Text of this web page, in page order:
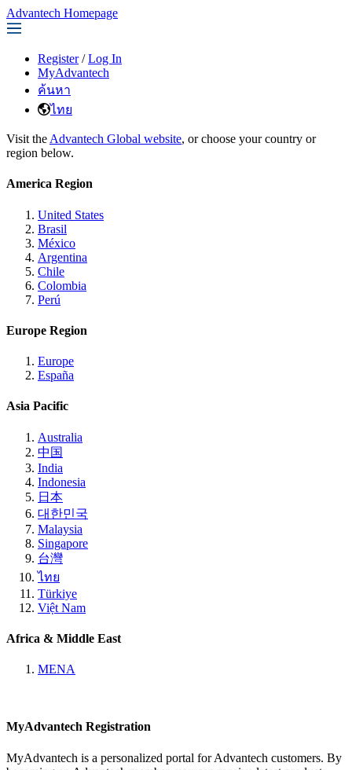
Advantech Homepage
Register / Log In
MyAdvantech
ค้นหา
ไทย
Visit the Advantech Global website, or choose your country or
region below.
America Region
United States
Brasil
México
Argentina
Chile
Colombia
Perú
Europe Region
Europe
España
Asia Pacific
Australia
中国
India
Indonesia
日本
대한민국
Malaysia
Singapore
台灣
ไทย
Türkiye
Việt Nam
Africa & Middle East
MENA
MyAdvantech Registration
MyAdvantech is a personalized portal for Advantech customers. By